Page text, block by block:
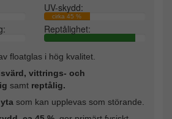
UV-skydd:
cirka 45 %
Reptålighet:
floatglas i hög kvalitet.
vittrings- och
samt reptålig.
som kan upplevas som störande.